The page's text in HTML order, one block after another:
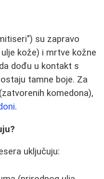
su zapravo
kože) i mrtve kožne
dođu u kontakt s
tamne boje. Za
komedona),
.
uključuju: